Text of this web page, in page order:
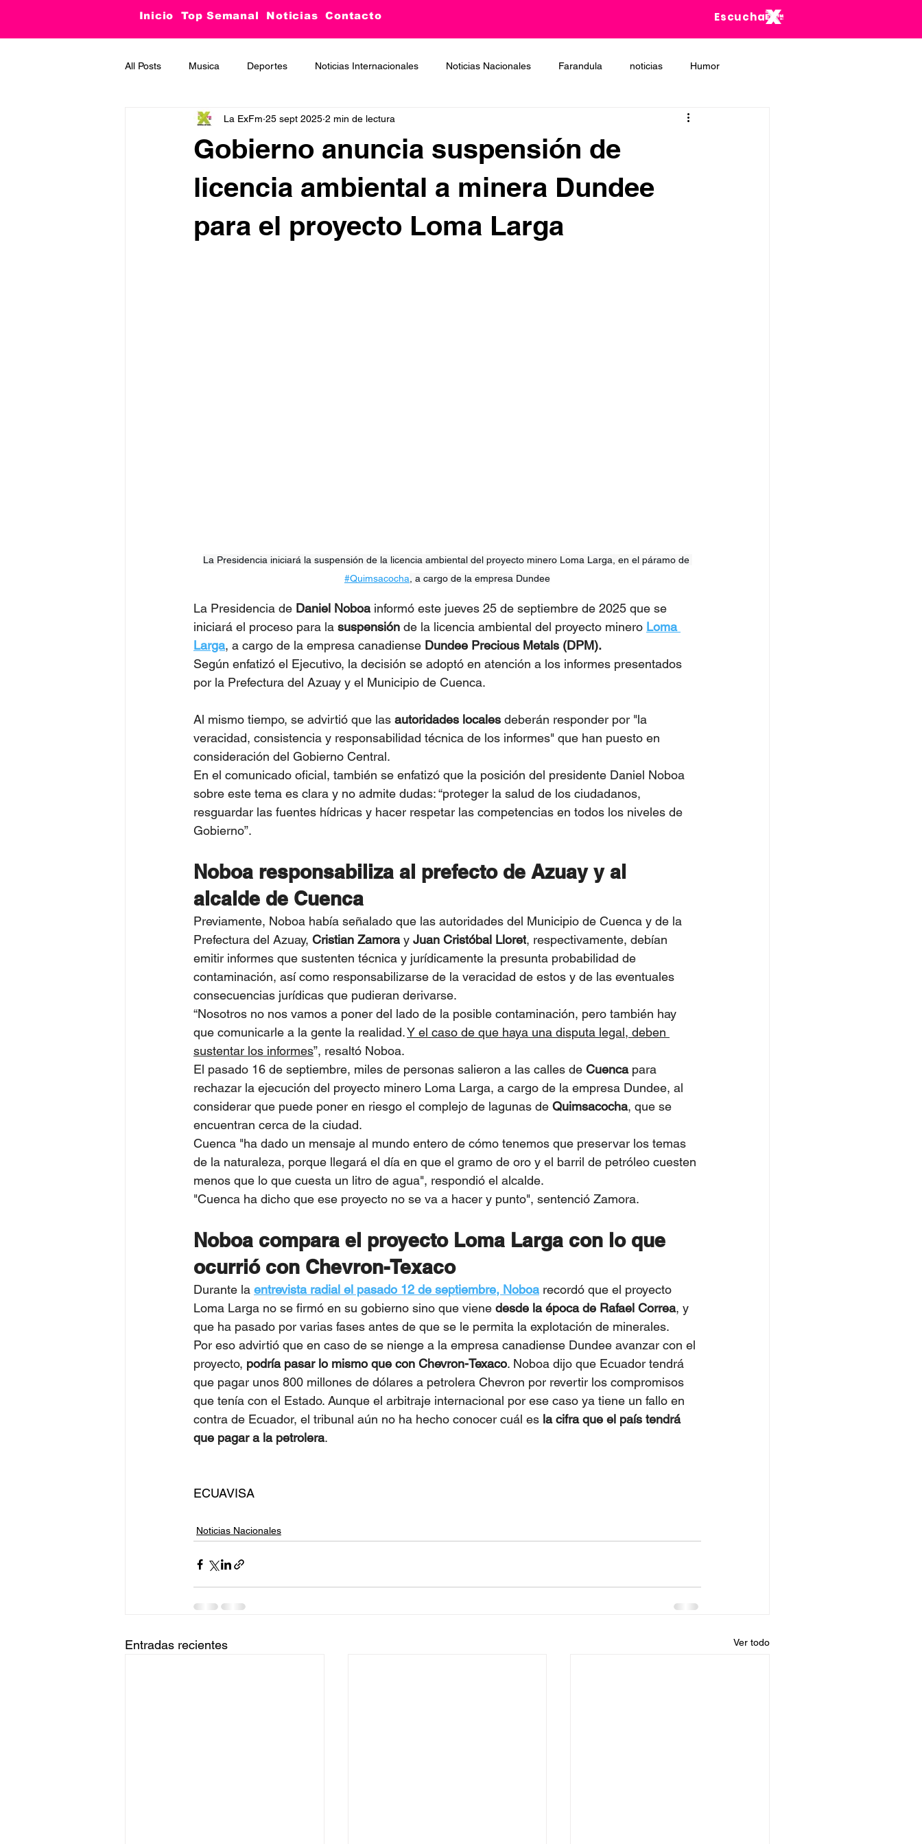
Inicio Top Semanal Noticias Contacto Escucha
All Posts Musica Deportes Noticias Internacionales Noticias Nacionales Farandula noticias Humor
Curiosidades Tecnología
Gobierno anuncia suspensión de
licencia ambiental a minera Dundee
para el proyecto Loma Larga
La ExFm 25 sept 2025 2 min de lectura
La Presidencia iniciará la suspensión de la licencia ambiental del proyecto minero Loma Larga, en el páramo de
#Quimsacocha, a cargo de la empresa Dundee
La Presidencia de Daniel Noboa informó este jueves 25 de septiembre de 2025 que se
iniciará el proceso para la suspensión de la licencia ambiental del proyecto minero Loma
Larga, a cargo de la empresa canadiense Dundee Precious Metals (DPM).
Según enfatizó el Ejecutivo, la decisión se adoptó en atención a los informes presentados
por la Prefectura del Azuay y el Municipio de Cuenca.
Al mismo tiempo, se advirtió que las autoridades locales deberán responder por "la
veracidad, consistencia y responsabilidad técnica de los informes" que han puesto en
consideración del Gobierno Central.
En el comunicado oficial, también se enfatizó que la posición del presidente Daniel Noboa
sobre este tema es clara y no admite dudas: “proteger la salud de los ciudadanos,
resguardar las fuentes hídricas y hacer respetar las competencias en todos los niveles de
Gobierno”.
Noboa responsabiliza al prefecto de Azuay y al
alcalde de Cuenca
Previamente, Noboa había señalado que las autoridades del Municipio de Cuenca y de la
Prefectura del Azuay, Cristian Zamora y Juan Cristóbal Lloret, respectivamente, debían
emitir informes que sustenten técnica y jurídicamente la presunta probabilidad de
contaminación, así como responsabilizarse de la veracidad de estos y de las eventuales
consecuencias jurídicas que pudieran derivarse.
“Nosotros no nos vamos a poner del lado de la posible contaminación, pero también hay
que comunicarle a la gente la realidad. Y el caso de que haya una disputa legal, deben
sustentar los informes”, resaltó Noboa.
El pasado 16 de septiembre, miles de personas salieron a las calles de Cuenca para
rechazar la ejecución del proyecto minero Loma Larga, a cargo de la empresa Dundee, al
considerar que puede poner en riesgo el complejo de lagunas de Quimsacocha, que se
encuentran cerca de la ciudad.
Cuenca "ha dado un mensaje al mundo entero de cómo tenemos que preservar los temas
de la naturaleza, porque llegará el día en que el gramo de oro y el barril de petróleo cuesten
menos que lo que cuesta un litro de agua", respondió el alcalde.
"Cuenca ha dicho que ese proyecto no se va a hacer y punto", sentenció Zamora.
Noboa compara el proyecto Loma Larga con lo que
ocurrió con Chevron-Texaco
Durante la entrevista radial el pasado 12 de septiembre, Noboa recordó que el proyecto
Loma Larga no se firmó en su gobierno sino que viene desde la época de Rafael Correa, y
que ha pasado por varias fases antes de que se le permita la explotación de minerales.
Por eso advirtió que en caso de se nienge a la empresa canadiense Dundee avanzar con el
proyecto, podría pasar lo mismo que con Chevron-Texaco. Noboa dijo que Ecuador tendrá
que pagar unos 800 millones de dólares a petrolera Chevron por revertir los compromisos
que tenía con el Estado. Aunque el arbitraje internacional por ese caso ya tiene un fallo en
contra de Ecuador, el tribunal aún no ha hecho conocer cuál es la cifra que el país tendrá
que pagar a la petrolera.
ECUAVISA
Noticias Nacionales
Entradas recientes Ver todo